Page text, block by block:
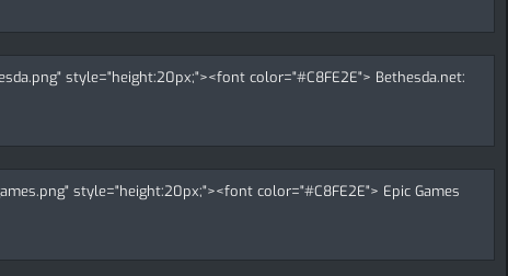
style="height:20px;"><font color="#C8FE2E"> Bethesda.net:
style="height:20px;"><font color="#C8FE2E"> Epic Games